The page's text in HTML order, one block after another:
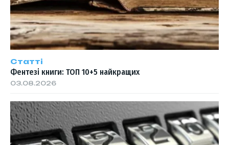
Статті
Фентезі книги: ТОП 10+5 найкращих
03.08.2026